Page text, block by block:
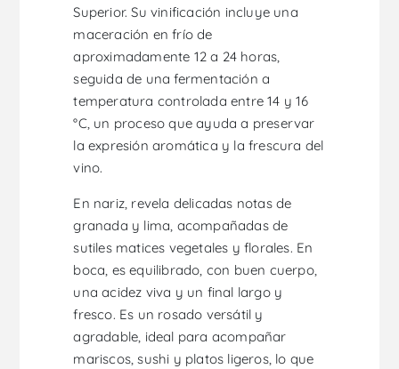
Superior. Su vinificación incluye una
maceración en frío de
aproximadamente 12 a 24 horas,
seguida de una fermentación a
temperatura controlada entre 14 y 16
°C, un proceso que ayuda a preservar
la expresión aromática y la frescura del
vino.
En nariz, revela delicadas notas de
granada y lima, acompañadas de
sutiles matices vegetales y florales. En
boca, es equilibrado, con buen cuerpo,
una acidez viva y un final largo y
fresco. Es un rosado versátil y
agradable, ideal para acompañar
mariscos, sushi y platos ligeros, lo que